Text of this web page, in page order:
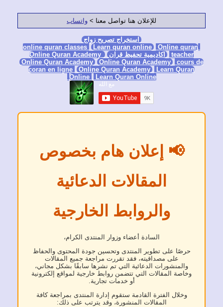
للإعلان هنا تواصل معنا >واتساب
استخراج تصريح زواج
Learn quran online Online
اكاديمية تحفيظ قران Online Quran Academy
Online Quran Academy Online Quran Academy
coran en ligne Online Quran Academy
Online Learn Quran Online
إعلان هام بخصوص
المقالات الدعائية
والروابط الخارجية
السادة أعضاء وزوار المنتدى الكرام،
على تطوير المنتدى وتحسين جودة المحتوى والحفاظ
على مصداقيته، فقد تقررت مراجعة جميع المقالات
الدعائية التي تم نشرها سابقًا بشكل مجاني،
المقالات التي تتضمن روابط خارجية لمواقع إلكترونية
أو خدمات تجارية.
الفترة القادمة ستقوم إدارة المنتدى بمراجعة كافة
المقالات المنشورة، وقد يترتب على ذلك: